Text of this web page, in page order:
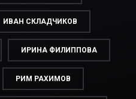
ИВАН СКЛАДЧИКОВ
ИРИНА ФИЛИППОВА
РИМ РАХИМОВ